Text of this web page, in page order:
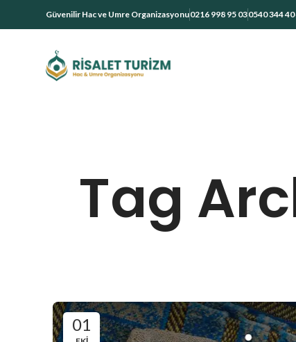
Güvenilir Hac ve Umre Organizasyonu0216 998 95 030540 344
Tag
01